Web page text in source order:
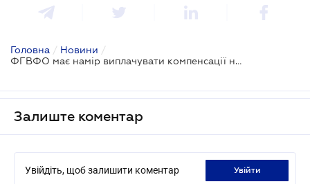
Головна / Новини /
ФГВФО має намір виплачувати компенсації на рахунки вкладників
Залиште коментар
Увійдіть, щоб залишити коментар увійти